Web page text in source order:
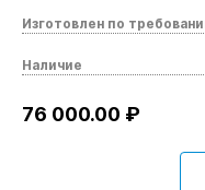
Изготовлен по
Наличие
76 000.00 ₽